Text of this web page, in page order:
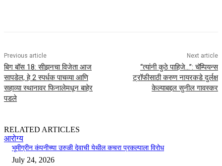
Previous article
बिग बॉस 18: सीझनचा विजेता आज
सापडेल, हे 2 स्पर्धक पाचव्या आणि
सहाव्या स्थानावर फिनालेमधून बाहेर
पडले
Next article
“त्यांनी कुठे पाहिजे…”: चॅम्पियन्स
ट्रॉफीसाठी करुण नायरकडे दुर्लक्ष
केल्याबद्दल सुनील गावस्कर
RELATED ARTICLES
आरोग्य
भूमीग्रीन कंपनीच्या उरुळी देवाची येथील कचरा प्रकल्पाला विरोध
July 24, 2026